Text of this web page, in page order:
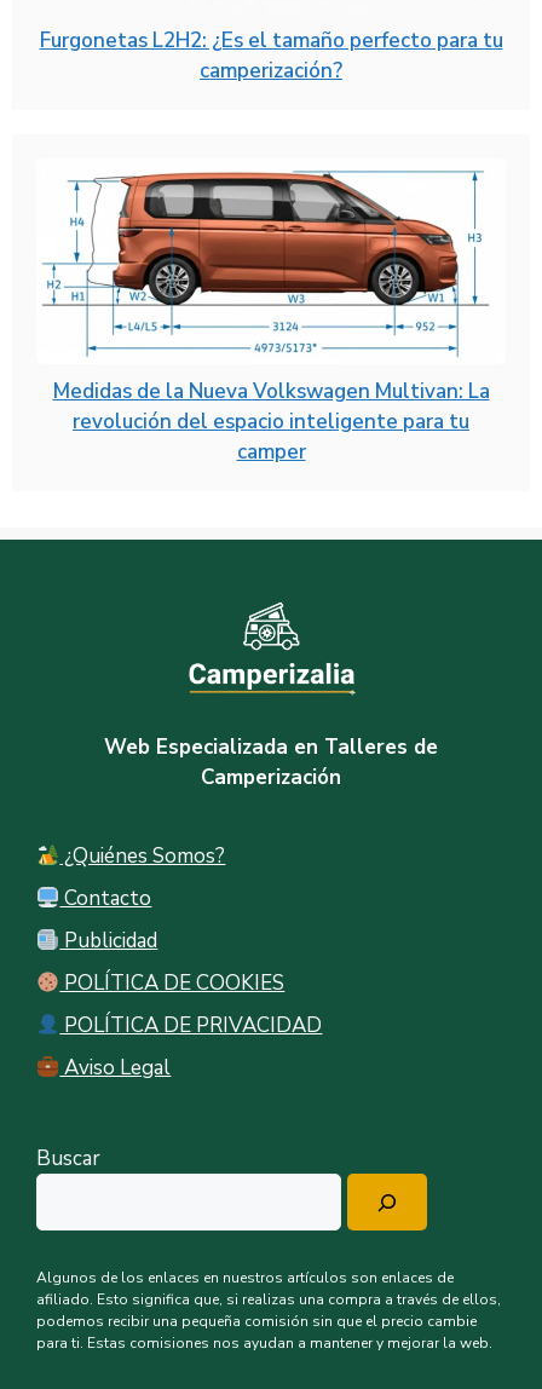
Furgonetas L2H2: ¿Es el tamaño perfecto para tu
camperización?
Medidas de la Nueva Volkswagen Multivan: La
revolución del espacio inteligente para tu
camper
Web Especializada en Talleres de
Camperización
¿Quiénes Somos?
Contacto
Publicidad
POLÍTICA DE COOKIES
POLÍTICA DE PRIVACIDAD
Aviso Legal
Buscar
Algunos de los enlaces en nuestros artículos son enlaces de
afiliado. Esto significa que, si realizas una compra a través de ellos,
podemos recibir una pequeña comisión sin que el precio cambie
para ti. Estas comisiones nos ayudan a mantener y mejorar la web.